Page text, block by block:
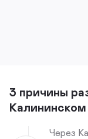
3 причины
Через